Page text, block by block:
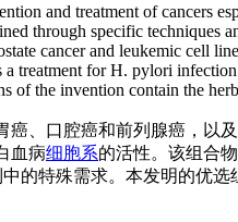
and treatment of cancers
through specific techniques
cancer and leukemic cell
a treatment for H. pylori
of the invention contain the
、口腔癌和前列腺癌，以
血病细胞系的活性。该组合
特殊需求。本发明的优选